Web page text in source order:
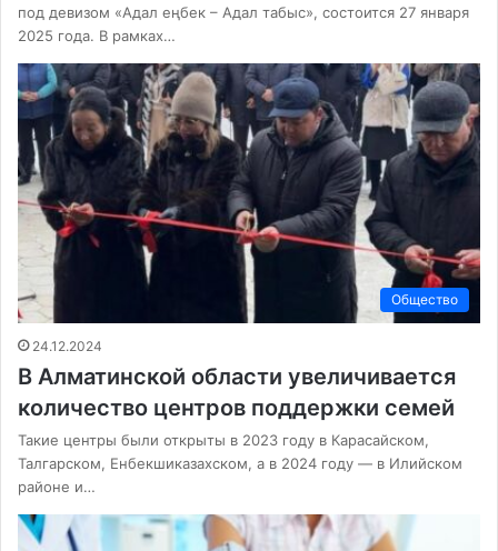
под девизом «Адал еңбек – Адал табыс», состоится 27 января
2025 года. В рамках…
Общество
24.12.2024
В Алматинской области увеличивается
количество центров поддержки семей
Такие центры были открыты в 2023 году в Карасайском,
Талгарском, Енбекшиказахском, а в 2024 году — в Илийском
районе и…